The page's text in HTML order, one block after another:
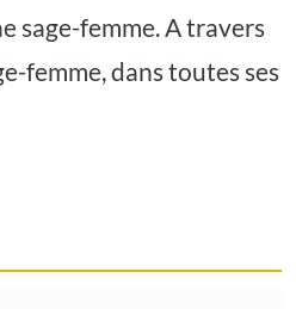
sage-femme. A travers
femme, dans toutes ses